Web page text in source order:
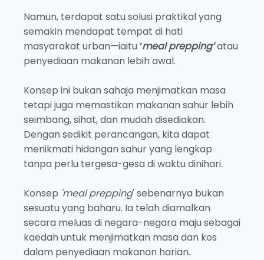
Namun, terdapat satu solusi praktikal yang
semakin mendapat tempat di hati
masyarakat urban—iaitu‘meal prepping’atau
penyediaan makanan lebih awal.
Konsep ini bukan sahaja menjimatkan masa
tetapi juga memastikan makanan sahur lebih
seimbang, sihat, dan mudah disediakan.
Dengan sedikit perancangan, kita dapat
menikmati hidangan sahur yang lengkap
tanpa perlu tergesa-gesa di waktu dinihari.
Konsep 'meal prepping' sebenarnya bukan
sesuatu yang baharu. Ia telah diamalkan
secara meluas di negara-negara maju sebagai
kaedah untuk menjimatkan masa dan kos
dalam penyediaan makanan harian.